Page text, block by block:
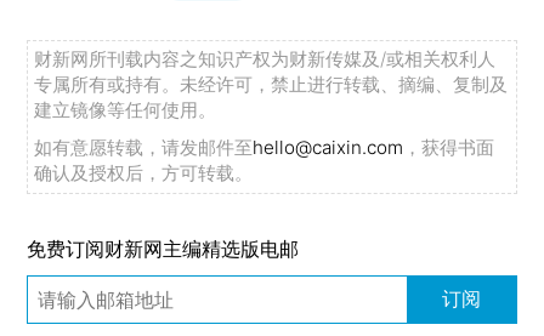
财新网所刊载内容之知识产权为财新传媒及/或相关权利人
专属所有或持有。未经许可，禁止进行转载、摘编、复制及
建立镜像等任何使用。
如有意愿转载，请发邮件至hello@caixin.com ，获得书面
确认及授权后，方可转载。
免费订阅财新网主编精选版电邮
订阅